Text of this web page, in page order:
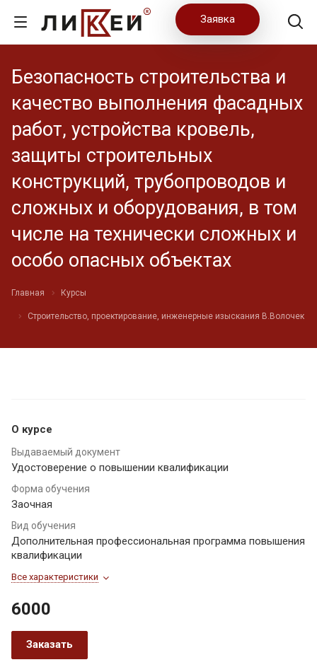
Заявка
Безопасность строительства и
качество выполнения фасадных
работ, устройства кровель,
защиты строительных
конструкций, трубопроводов и
сложных и оборудования, в том
числе на технически сложных и
особо опасных объектах
Главная Курсы
Строительство, проектирование, инженерные изыскания В.Волочек
О курсе
Выдаваемый документ
Удостоверение о повышении квалификации
Форма обучения
Заочная
Вид обучения
Дополнительная профессиональная программа повышения
квалификации
Все характеристики
6000
Заказать